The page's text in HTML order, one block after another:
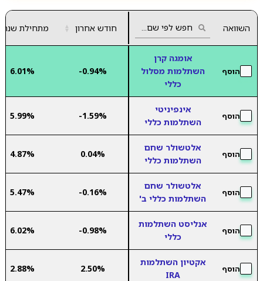
השוואה חודש אחרון ▲
▼ מתחילת שנה
הוסף
אומגה קרן
השתלמות מסלול
כללי
-0.94%
6.01%
הוסף
אינפיניטי
השתלמות כללי
-1.59%
5.99%
הוסף
אלטשולר שחם
השתלמות כללי
0.04%
4.87%
הוסף
אלטשולר שחם
השתלמות כללי ב'
-0.16%
5.47%
הוסף
אנליסט השתלמות
כללי
-0.98%
6.02%
הוסף
אקטיון השתלמות
IRA
2.50%
2.88%